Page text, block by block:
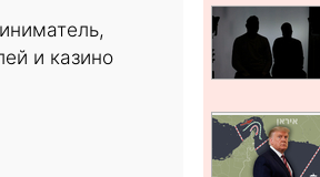
и казино